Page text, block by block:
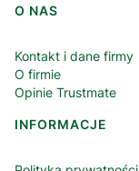
Linki w stopce
O NAS
Kontakt i dane firmy
O firmie
Opinie Trustmate
INFORMACJE